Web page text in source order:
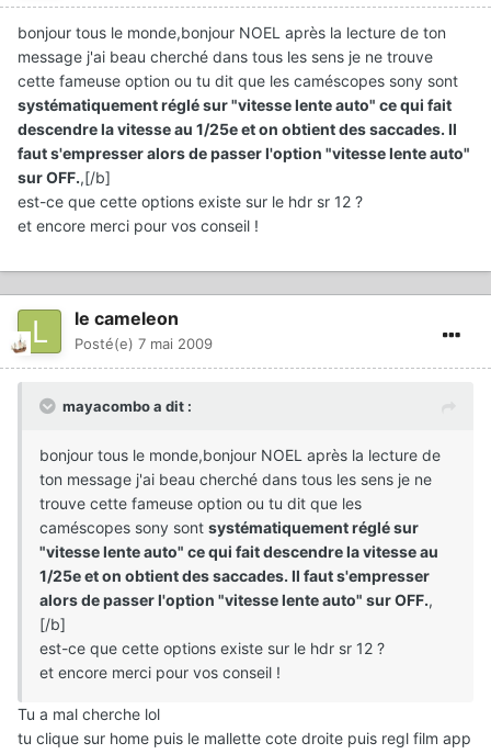
bonjour tous le monde,bonjour NOEL après la lecture de ton
message j'ai beau cherché dans tous les sens je ne trouve
cette fameuse option ou tu dit que les caméscopes sony sont
systématiquement réglé sur "vitesse lente auto" ce qui fait
descendre la vitesse au 1/25e et on obtient des saccades. Il
faut s'empresser alors de passer l'option "vitesse lente auto"
sur OFF.,[/b]
est-ce que cette options existe sur le hdr sr 12 ?
et encore merci pour vos conseil !
le cameleon
Posté(e) 7 mai 2009
mayacombo a dit :
bonjour tous le monde,bonjour NOEL après la lecture de
ton message j'ai beau cherché dans tous les sens je ne
trouve cette fameuse option ou tu dit que les
caméscopes sony sont systématiquement réglé sur
"vitesse lente auto" ce qui fait descendre la vitesse au
1/25e et on obtient des saccades. Il faut s'empresser
alors de passer l'option "vitesse lente auto" sur OFF.,
[/b]
est-ce que cette options existe sur le hdr sr 12 ?
et encore merci pour vos conseil !
Tu a mal cherche lol
tu clique sur home puis le mallette cote droite puis regl film app